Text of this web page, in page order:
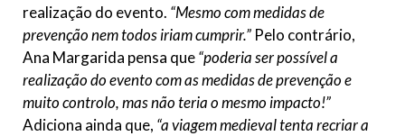
realização do evento. “Mesmo com medidas de
prevenção nem todos iriam cumprir.” Pelo contrário,
Ana Margarida pensa que“poderia ser possível a
realização do evento com as medidas de prevenção e
muito controlo, mas não teria o mesmo impacto!”
Adiciona ainda que, “a viagem medieval tenta recriar a